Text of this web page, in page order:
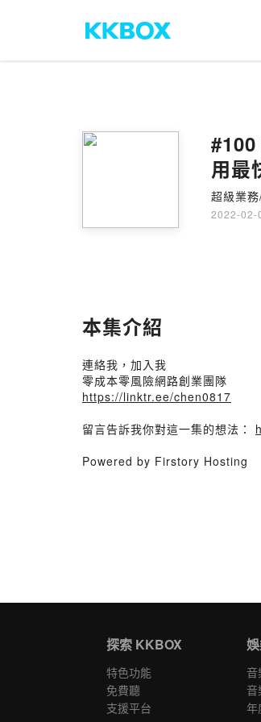
用最
超級業
2022-02-
本集介紹
連絡我，加入我
零成本零風險網路創業團隊
https://linktr.ee/chen0817
留言告訴我你對這一集的想法：
Powered by Firstory Hosting
探索 KKBOX
特色功能
免費聽
支援平台
年